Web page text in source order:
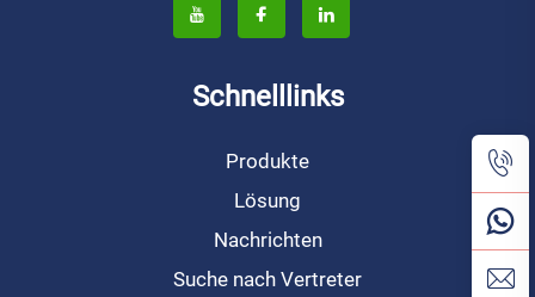
Schnelllinks
Produkte
Lösung
Nachrichten
Suche nach Vertreter